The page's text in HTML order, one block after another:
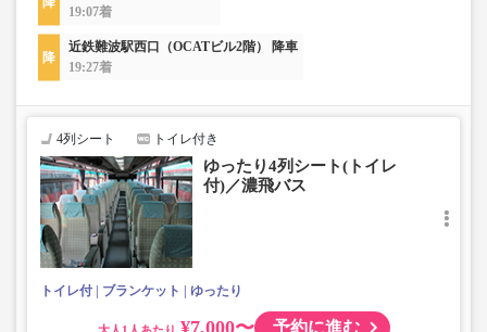
19:07着
近鉄難波駅西口（OCATビル2階） 降車
19:27着
4列シート トイレ付き
ゆったり4列シート(トイレ
付)／濃飛バス
トイレ付 ブランケット ゆったり
大人 ¥7,000〜 予約に進む